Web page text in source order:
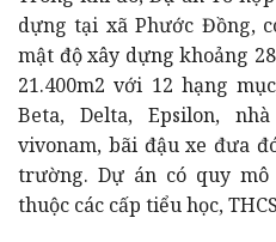
dựng tại xã Phước Đồng,
mật độ xây dựng khoảng
21.400m2 với 12 hạng
Beta, Delta, Epsilon,
vivonam, bãi đậu xe đưa
trường. Dự án có quy mô
thuộc các cấp tiểu học,